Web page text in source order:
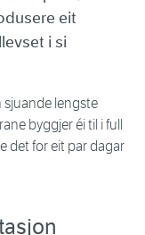
eit
i si
sjuande lengste
byggjer éi til i full
det for eit par dagar